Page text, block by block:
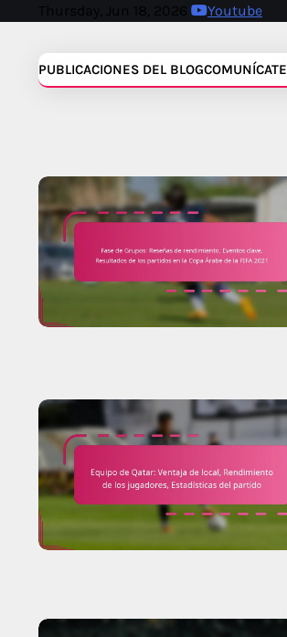
Thursday, Jun 18, 2026 Youtube
PUBLICACIONES DEL BLOGCOMUNÍCATE